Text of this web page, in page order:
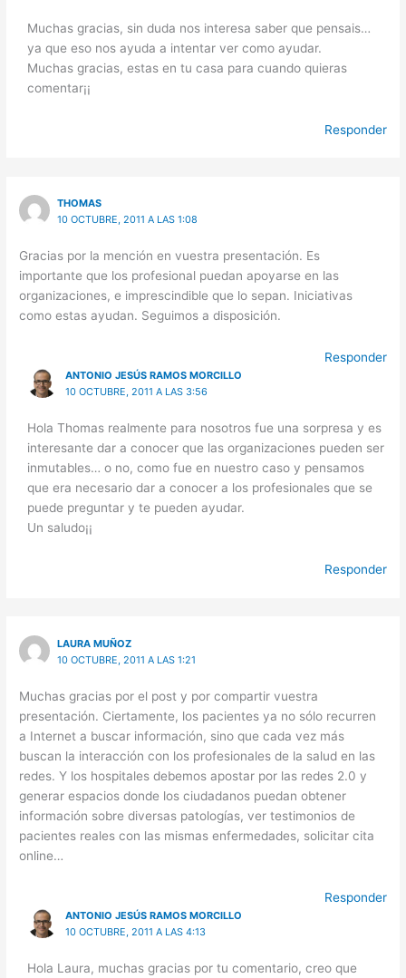
Muchas gracias, sin duda nos interesa saber que pensais…
ya que eso nos ayuda a intentar ver como ayudar.
Muchas gracias, estas en tu casa para cuando quieras
comentar¡¡
Responder
THOMAS
10 OCTUBRE, 2011 A LAS 1:08
Gracias por la mención en vuestra presentación. Es
importante que los profesional puedan apoyarse en las
organizaciones, e imprescindible que lo sepan. Iniciativas
como estas ayudan. Seguimos a disposición.
Responder
ANTONIO JESÚS RAMOS MORCILLO
10 OCTUBRE, 2011 A LAS 3:56
Hola Thomas realmente para nosotros fue una sorpresa y es
interesante dar a conocer que las organizaciones pueden ser
inmutables… o no, como fue en nuestro caso y pensamos
que era necesario dar a conocer a los profesionales que se
puede preguntar y te pueden ayudar.
Un saludo¡¡
Responder
LAURA MUÑOZ
10 OCTUBRE, 2011 A LAS 1:21
Muchas gracias por el post y por compartir vuestra
presentación. Ciertamente, los pacientes ya no sólo recurren
a Internet a buscar información, sino que cada vez más
buscan la interacción con los profesionales de la salud en las
redes. Y los hospitales debemos apostar por las redes 2.0 y
generar espacios donde los ciudadanos puedan obtener
información sobre diversas patologías, ver testimonios de
pacientes reales con las mismas enfermedades, solicitar cita
online…
Responder
ANTONIO JESÚS RAMOS MORCILLO
10 OCTUBRE, 2011 A LAS 4:13
Hola Laura, muchas gracias por tu comentario, creo que